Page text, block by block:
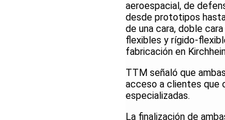
aeroespacial, de
desde prototipos
de una cara, doble
flexibles y rígido-
fabricación en
TTM señaló que
acceso a clientes que
especializadas.
La finalización de